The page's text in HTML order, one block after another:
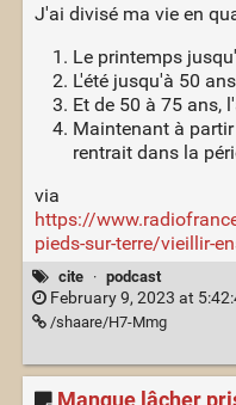
J'ai divisé ma vie en
Le printemps
L'été jusqu'à 50
Et de 50 à 75 ans,
Maintenant à
rentrait dans la
via
https://
pieds-sur-terre/vieillir-
cite · podcast
February 9, 2023 at
/shaare/H7-Mmg